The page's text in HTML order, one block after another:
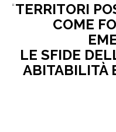
“TERRITORI
COME
LE SFIDE
ABITABILITÀ